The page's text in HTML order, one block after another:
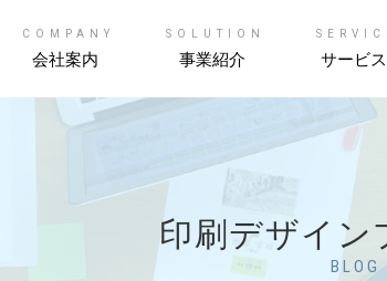
COMPANY
会社案内
SOLUTION
事業紹介 サービス
印刷デザイン
BLOG